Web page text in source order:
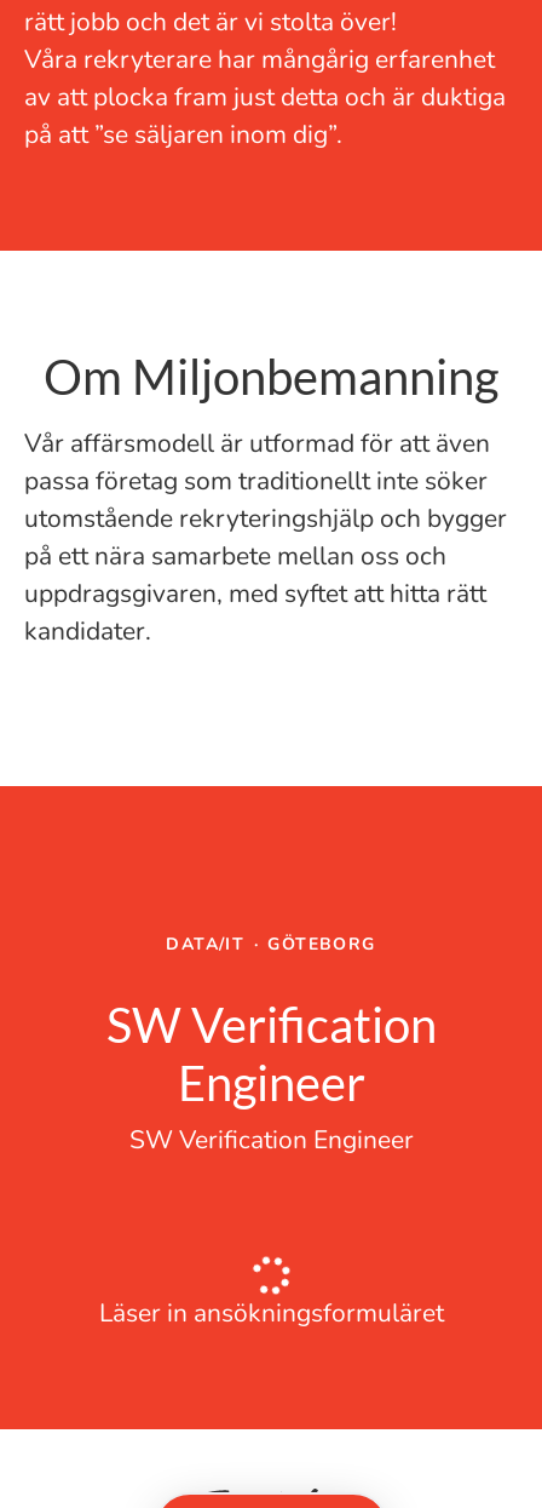
rätt jobb och det är vi stolta över!
Våra rekryterare har mångårig erfarenhet
av att plocka fram just detta och är duktiga
på att ”se säljaren inom dig”.
Om Miljonbemanning
Vår affärsmodell är utformad för att även
passa företag som traditionellt inte söker
utomstående rekryteringshjälp och bygger
på ett nära samarbete mellan oss och
uppdragsgivaren, med syftet att hitta rätt
kandidater.
DATA/IT · GÖTEBORG
SW Verification
Engineer
SW Verification Engineer
Läser in ansökningsformuläret